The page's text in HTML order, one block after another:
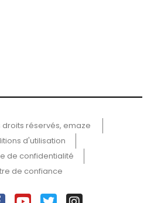
réservés, emaze
d'utilisation
de confidentialité
de confiance